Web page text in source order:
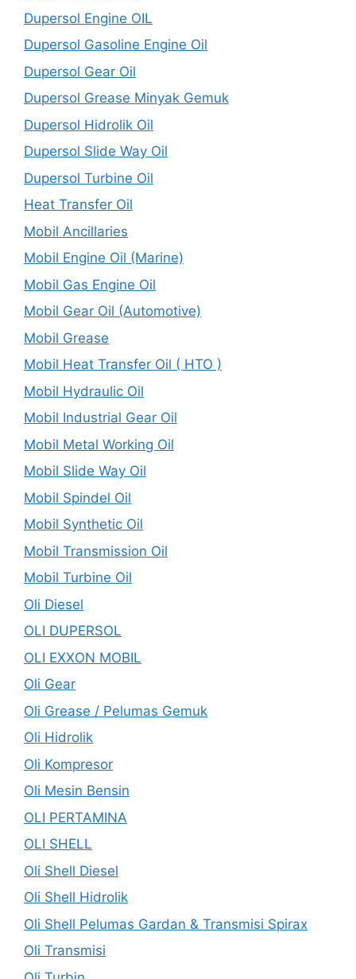
Dupersol Engine OIL
Dupersol Gasoline Engine Oil
Dupersol Gear Oil
Dupersol Grease Minyak Gemuk
Dupersol Hidrolik Oil
Dupersol Slide Way Oil
Dupersol Turbine Oil
Heat Transfer Oil
Mobil Ancillaries
Mobil Engine Oil (Marine)
Mobil Gas Engine Oil
Mobil Gear Oil (Automotive)
Mobil Grease
Mobil Heat Transfer Oil ( HTO )
Mobil Hydraulic Oil
Mobil Industrial Gear Oil
Mobil Metal Working Oil
Mobil Slide Way Oil
Mobil Spindel Oil
Mobil Synthetic Oil
Mobil Transmission Oil
Mobil Turbine Oil
Oli Diesel
OLI DUPERSOL
OLI EXXON MOBIL
Oli Gear
Oli Grease / Pelumas Gemuk
Oli Hidrolik
Oli Kompresor
Oli Mesin Bensin
OLI PERTAMINA
OLI SHELL
Oli Shell Diesel
Oli Shell Hidrolik
Oli Shell Pelumas Gardan & Transmisi Spirax
Oli Transmisi